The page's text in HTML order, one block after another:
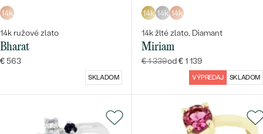
14k
14k ružové zlato
Bharat
€ 563
SKLADOM
14k 14k 14k
14k žlté zlato, Diamant
Miriam
€ 1 339od € 1 139
VÝPREDAJ SKLADOM